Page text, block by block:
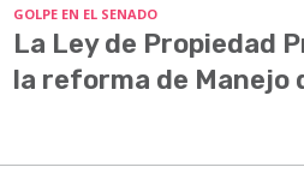
GOLPE EN EL SENADO
La Ley de Propiedad
la reforma de Manejo